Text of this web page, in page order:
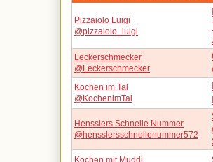
Pizzaiolo Luigi
@pizzaiolo_luigi
Leckerschmecker
@Leckerschmecker
Kochen im Tal
@KochenimTal
Hensslers Schnelle Nummer
@hensslersschnellenummer572
Kochen mit Muddi